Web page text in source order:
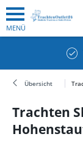
MENÜ
Tel.
Übersicht
Trachten